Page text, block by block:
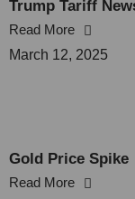
Trump Tariff
Read More
March 12, 2025
Gold Price Spike
Read More